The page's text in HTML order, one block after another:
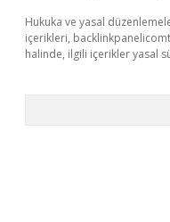
Hukuka ve yasal
içerikleri,
halinde, ilgili içerikler yasal